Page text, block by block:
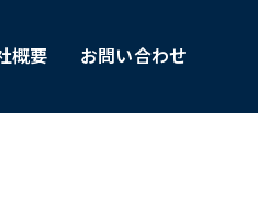
概要 お問い合わせ